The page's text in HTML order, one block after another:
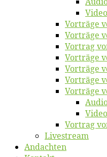
Vor­trä­ge
Vor­trä­ge
Vor­trag
Vor­trä­ge
Vor­trä­ge
Vor­trä­ge
Vor­trä­ge
Vor­trag
Live­stream
An­dach­ten